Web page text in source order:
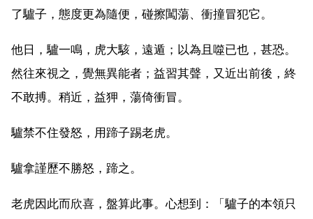
了驢子，態度更為隨便，碰擦闖蕩、衝撞冒犯它。
他日，驢一鳴，虎大駭，遠遁；以為且噬已也，甚恐。
然往來視之，覺無異能者；益習其聲，又近出前後，終
不敢搏。稍近，益狎，蕩倚衝冒。
驢禁不住發怒，用蹄子踢老虎。
驢拿謹歷不勝怒，蹄之。
老虎因此而欣喜，盤算此事。心想到：「驢子的本領只